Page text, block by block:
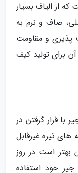
از الیاف بسیار
صاف و نرم به
پذیری و مقاومت
برای تولید کیف
با قرار گرفتن در
تیره غیرقابل
بهتر است در روز
خود استفاده